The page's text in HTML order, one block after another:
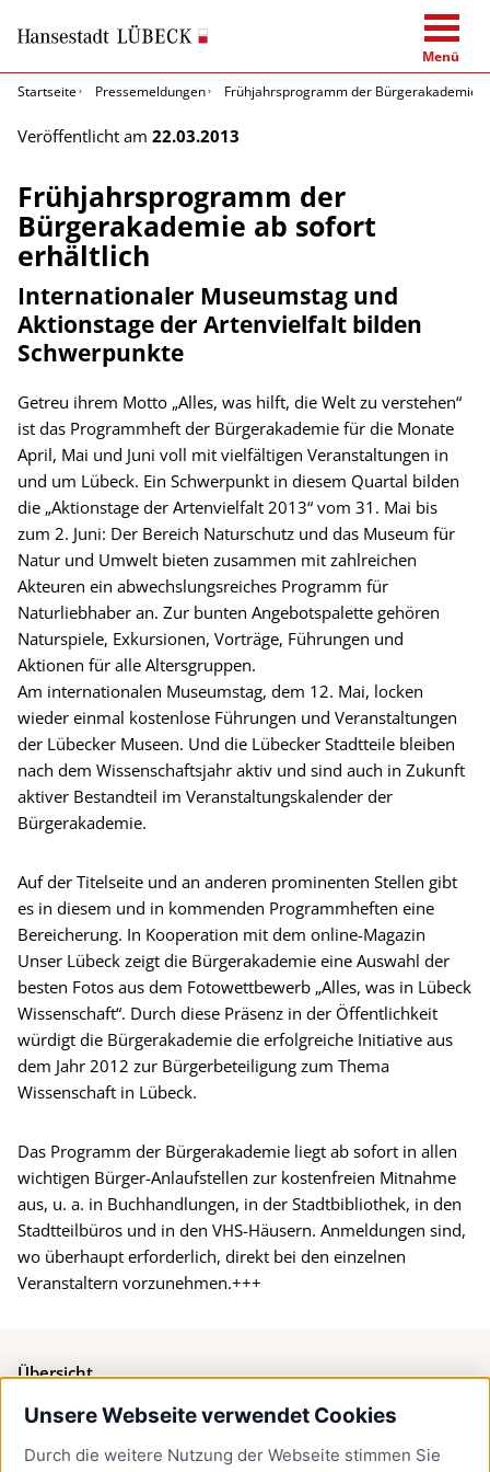
Unsere Webseite verwendet Cookies
Durch die weitere Nutzung der Webseite stimmen Sie
Menü
Startseite
Pressemeldungen Frühjahrsprogramm der Bürgerakademie
Veröffentlicht am 22.03.2013
Frühjahrsprogramm der
Bürgerakademie ab sofort
erhältlich
Internationaler Museumstag und
Aktionstage der Artenvielfalt bilden
Schwerpunkte
Getreu ihrem Motto „Alles, was hilft, die Welt zu verstehen“
ist das Programmheft der Bürgerakademie für die Monate
April, Mai und Juni voll mit vielfältigen Veranstaltungen in
und um Lübeck. Ein Schwerpunkt in diesem Quartal bilden
die „Aktionstage der Artenvielfalt 2013“ vom 31. Mai bis
zum 2. Juni: Der Bereich Naturschutz und das Museum für
Natur und Umwelt bieten zusammen mit zahlreichen
Akteuren ein abwechslungsreiches Programm für
Naturliebhaber an. Zur bunten Angebotspalette gehören
Naturspiele, Exkursionen, Vorträge, Führungen und
Aktionen für alle Altersgruppen.
Am internationalen Museumstag, dem 12. Mai, locken
wieder einmal kostenlose Führungen und Veranstaltungen
der Lübecker Museen. Und die Lübecker Stadtteile bleiben
nach dem Wissenschaftsjahr aktiv und sind auch in Zukunft
aktiver Bestandteil im Veranstaltungskalender der
Bürgerakademie.
Auf der Titelseite und an anderen prominenten Stellen gibt
es in diesem und in kommenden Programmheften eine
Bereicherung. In Kooperation mit dem online-Magazin
Unser Lübeck zeigt die Bürgerakademie eine Auswahl der
besten Fotos aus dem Fotowettbewerb „Alles, was in Lübeck
Wissenschaft“. Durch diese Präsenz in der Öffentlichkeit
würdigt die Bürgerakademie die erfolgreiche Initiative aus
dem Jahr 2012 zur Bürgerbeteiligung zum Thema
Wissenschaft in Lübeck.
Das Programm der Bürgerakademie liegt ab sofort in allen
wichtigen Bürger-Anlaufstellen zur kostenfreien Mitnahme
aus, u. a. in Buchhandlungen, in der Stadtbibliothek, in den
Stadtteilbüros und in den VHS-Häusern. Anmeldungen sind,
wo überhaupt erforderlich, direkt bei den einzelnen
Veranstaltern vorzunehmen.+++
Übersicht
Bürgerservice
Presse